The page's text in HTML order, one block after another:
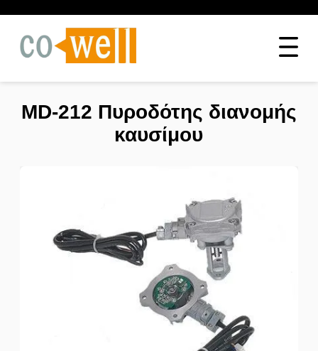
MD-212 Πυροδότης διανομής
καυσίμου